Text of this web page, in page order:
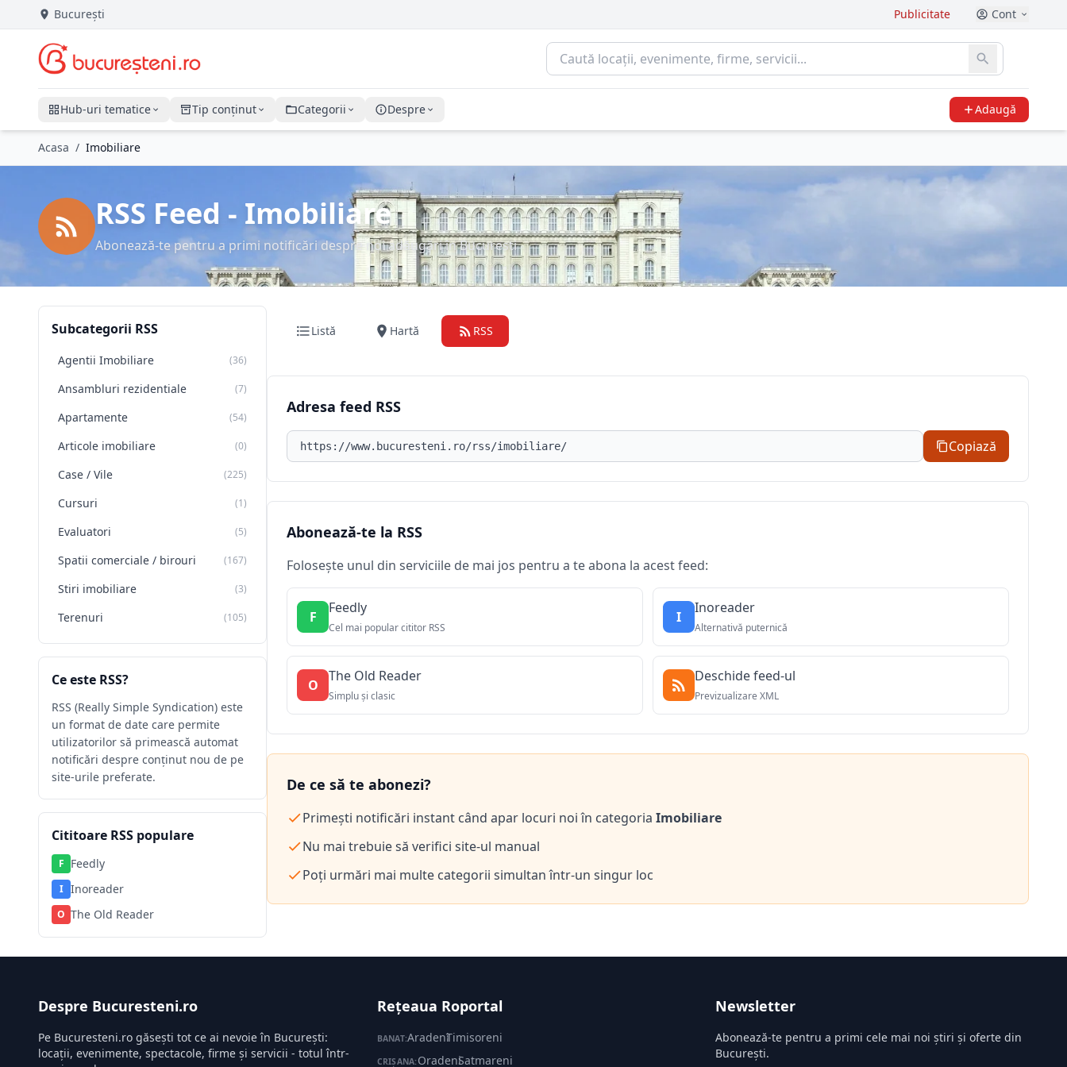
București Publicitate Cont
Hub-uri tematice Tip conținut Categorii Despre Adaugă
Acasa / Imobiliare
RSS Feed - Imobiliare
Abonează-te pentru a primi notificări despre noi adăugări în Bucuresti
Subcategorii RSS
Agentii Imobiliare (36)
Ansambluri rezidentiale (7)
Apartamente (54)
Articole imobiliare (0)
Case / Vile (225)
Cursuri (1)
Evaluatori (5)
Spatii comerciale / birouri (167)
Stiri imobiliare (3)
Terenuri (105)
Ce este RSS?
RSS (Really Simple Syndication) este
un format de date care permite
utilizatorilor să primească automat
notificări despre conținut nou de pe
site-urile preferate.
Cititoare RSS populare
F Feedly
I Inoreader
O The Old Reader
Listă Hartă RSS
Adresa feed RSS
Adresa feed RSS Copiază
Abonează-te la RSS
Folosește unul din serviciile de mai jos pentru a te abona la acest feed:
F
Feedly
Cel mai popular cititor RSS
I
Inoreader
Alternativă puternică
O
The Old Reader
Simplu și clasic
Deschide feed-ul
Previzualizare XML
De ce să te abonezi?
Primești notificări instant când apar locuri noi în categoria Imobiliare
Nu mai trebuie să verifici site-ul manual
Poți urmări mai multe categorii simultan într-un singur loc
Despre Bucuresteni.ro
Pe Bucuresteni.ro găsești tot ce ai nevoie în București:
locații, evenimente, spectacole, firme și servicii - totul într-
Rețeaua Roportal
BANAT:Aradeni·Timisoreni
CRIȘANA: Oradeni·Satmareni
Newsletter
Abonează-te pentru a primi cele mai noi știri și oferte din
București.